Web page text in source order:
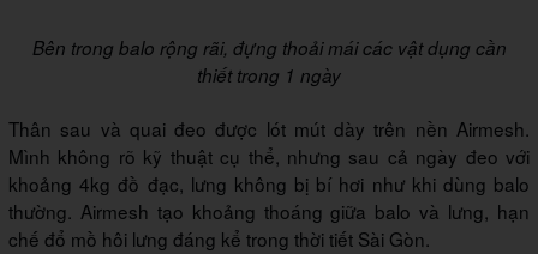
Bên trong balo rộng rãi, đựng thoải mái các vật dụng cần
thiết trong 1 ngày
Thân sau và quai đeo được lót mút dày trên nền Airmesh.
Mình không rõ kỹ thuật cụ thể, nhưng sau cả ngày đeo với
khoảng 4kg đồ đạc, lưng không bị bí hơi như khi dùng balo
thường. Airmesh tạo khoảng thoáng giữa balo và lưng, hạn
chế đổ mồ hôi lưng đáng kể trong thời tiết Sài Gòn.